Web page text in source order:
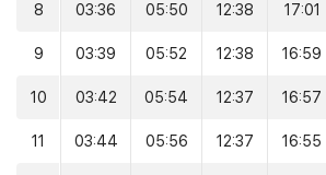
8 03:36 05:50 12:38 17:01
9 03:39 05:52 12:38 16:59
10 03:42 05:54 12:37 16:57
11 03:44 05:56 12:37 16:55